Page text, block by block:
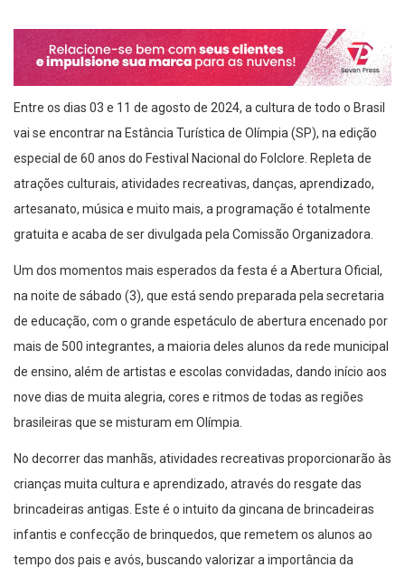
Entre os dias 03 e 11 de agosto de 2024, a cultura de todo o Brasil
vai se encontrar na Estância Turística de Olímpia (SP), na edição
especial de 60 anos do Festival Nacional do Folclore. Repleta de
atrações culturais, atividades recreativas, danças, aprendizado,
artesanato, música e muito mais, a programação é totalmente
gratuita e acaba de ser divulgada pela Comissão Organizadora.
Um dos momentos mais esperados da festa é a Abertura Oficial,
na noite de sábado (3), que está sendo preparada pela secretaria
de educação, com o grande espetáculo de abertura encenado por
mais de 500 integrantes, a maioria deles alunos da rede municipal
de ensino, além de artistas e escolas convidadas, dando início aos
nove dias de muita alegria, cores e ritmos de todas as regiões
brasileiras que se misturam em Olímpia.
No decorrer das manhãs, atividades recreativas proporcionarão às
crianças muita cultura e aprendizado, através do resgate das
brincadeiras antigas. Este é o intuito da gincana de brincadeiras
infantis e confecção de brinquedos, que remetem os alunos ao
tempo dos pais e avós, buscando valorizar a importância da